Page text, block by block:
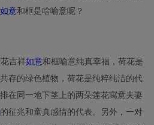
如意和框是啥喻意呢？
吉祥如意和框喻意纯真幸福，荷花是
存的绿色植物，荷花是纯粹纯洁的代
在同一地下茎上的两朵莲花寓意夫妻
的征兆和童真感情的代表。另外，一对